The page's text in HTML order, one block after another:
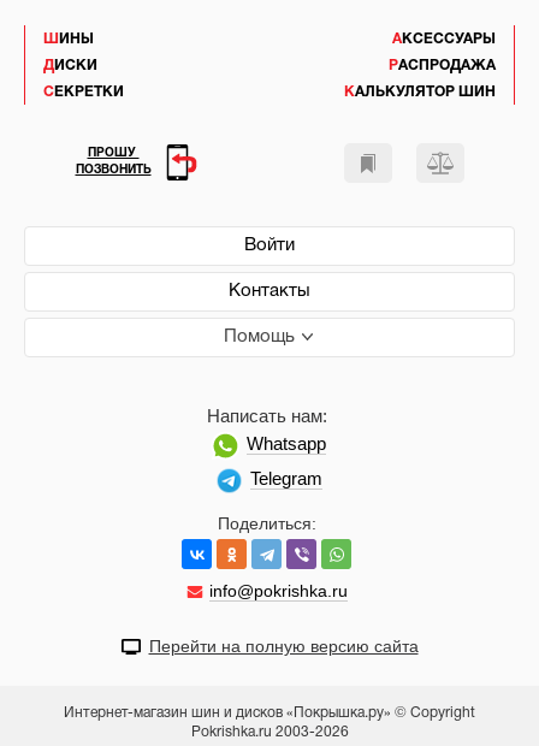
ШИНЫ
ДИСКИ
СЕКРЕТКИ
АКСЕССУАРЫ
РАСПРОДАЖА
КАЛЬКУЛЯТОР ШИН
Войти
Контакты
Помощь
Поделиться:
info@pokrishka.ru
Написать нам:
Whatsapp
Telegram
ПРОШУ
ПОЗВОНИТЬ
Перейти на полную версию сайта
Интернет-магазин шин и дисков «Покрышка.ру» © Copyright
Pokrishka.ru 2003-2026